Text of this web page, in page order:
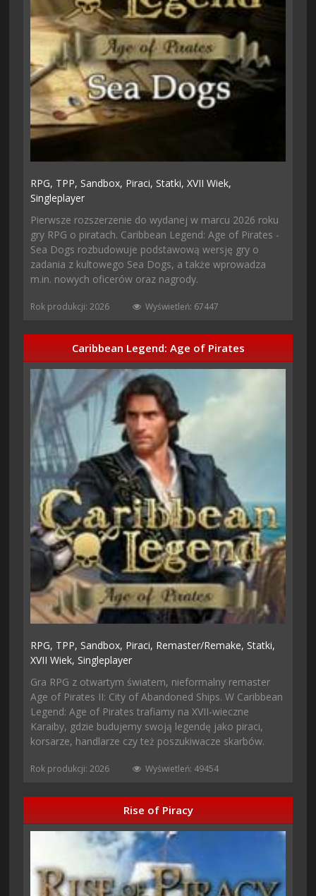
RPG, TPP,Sandbox, Piraci,Statki,XVII Wiek,
Singleplayer
Pierwsze rozszerzenie do wydanej w marcu 2026 roku
gry RPG o piratach. Caribbean Legend: Age of Pirates -
Sea Dogs rozbudowuje podstawową wersję gry o
zadania z kultowego Sea Dogs, a także wprowadza
m.in. nowych oficerów oraz nagrody.
Rok produkcji: 2026 Wyświetleń: 67447
Caribbean Legend: Age of Pirates
RPG, TPP,Sandbox, Piraci, Remaster/remake,Statki,
XVII Wiek,Singleplayer
Gra RPG z otwartym światem, nieformalny remaster
Age of Pirates II: City of Abandoned Ships. W Caribbean
Legend: Age of Pirates trafiamy na XVII-wieczne
Karaiby, gdzie budujemy swoją legendę jako piraci,
korsarze, handlarze czy też poszukiwacze skarbów.
Rok produkcji: 2026 Wyświetleń: 49454
Rise of Piracy